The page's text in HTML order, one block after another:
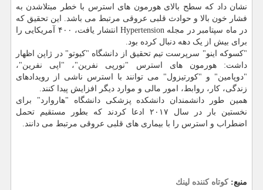
نشان داد که سطح بالای هورمون های استرس با خطر مبتلاشدن به
فشار خون بالا و حوادث قلبی عروقی مرتبط می باشد. این تحقیق که
در ماه سپتامبر در مجله Hypertension انتشار یافت، ۴۰۰ آمریکایی را
برای بیش از یک دهه دنبال کرده بود.
"کسوکه اینو" سرپرست تیم تحقیق از دانشگاه "کیوتو" در ژاپن اظهار
داشت: هورمون های استرس "نورپی نفرین"، "اپی نفرین"،
"دوپامین" و "کورتیزول" می توانند با استرس ناشی از رویدادهای
زندگی، کار، روابط، امور مالی و موارد دیگر افزایش پیدا کنند.
همین طور دانشمندان دانشکده پزشکی دانشگاه "هاروارد" برای
نخستین بار در سال ۲۰۱۷ ادعا کردند که بطور مستقیم تحمل
اضطراب و استرس را با بیماری های قلبی عروقی مرتبط می دانند.
منبع:كوتاه كننده لینك